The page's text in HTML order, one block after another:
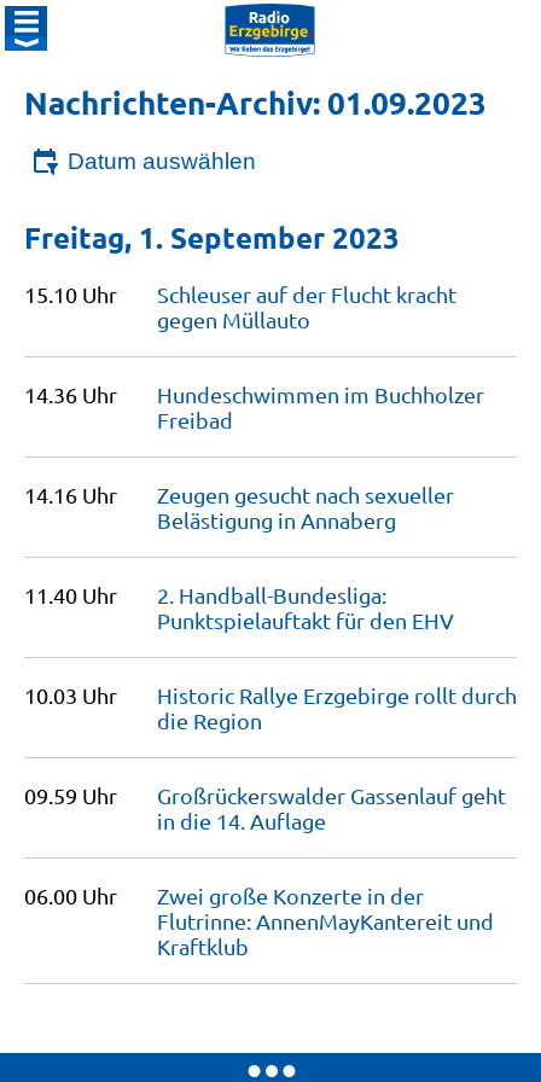
Nachrichten-Archiv: 01.09.2023
Datum auswählen
Freitag, 1. September 2023
15.10 Uhr
Schleuser auf der Flucht kracht
gegen Müllauto
14.36 Uhr
Hundeschwimmen im Buchholzer
Freibad
14.16 Uhr
Zeugen gesucht nach sexueller
Belästigung in Annaberg
11.40 Uhr
2. Handball-Bundesliga:
Punktspielauftakt für den EHV
10.03 Uhr
Historic Rallye Erzgebirge rollt durch
die Region
09.59 Uhr
Großrückerswalder Gassenlauf geht
in die 14. Auflage
06.00 Uhr
Zwei große Konzerte in der
Flutrinne: AnnenMayKantereit und
Kraftklub